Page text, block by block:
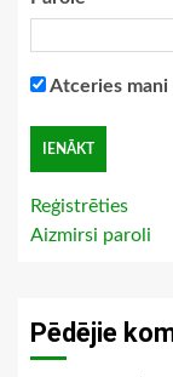
Atceries mani
Reģistrēties
Aizmirsi paroli
Pēdējie